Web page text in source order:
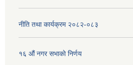
नीति तथा कार्यक्रम २०८२-०८३
१६ ‌औं नगर सभाकाे निर्णय